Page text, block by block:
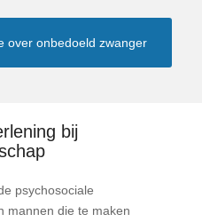
over onbedoeld zwanger
bij
psychosociale
mannen die te maken